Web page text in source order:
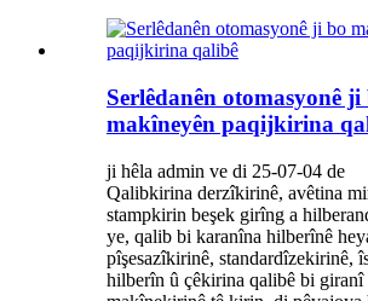
Serlêdanên otomasyonê ji
makîneyên paqijkirina
ji hêla admin ve di 25-07-04 de
Qalibkirina derzîkirinê, avêtina
stampkirin beşek girîng a
ye, qalib bi karanîna hilberînê
pîşesazîkirinê, standardîzekirinê,
hilberîn û çêkirina qalibê bi giranî